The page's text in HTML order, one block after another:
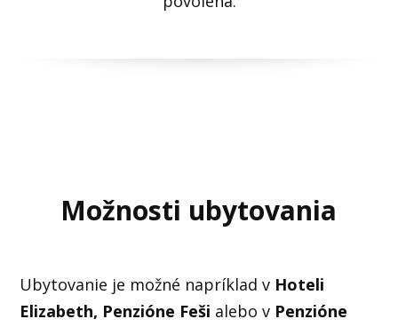
Možnosti ubytovania
Ubytovanie je možné napríklad v Hoteli
Elizabeth, Penzióne Feši alebo v Penzióne